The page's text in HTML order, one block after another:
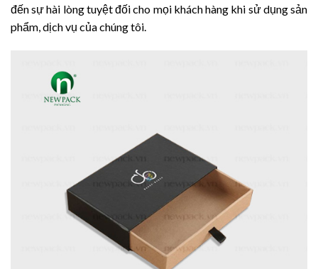
đến sự hài lòng tuyệt đối cho mọi khách hàng khi sử dụng sản
phẩm, dịch vụ của chúng tôi.